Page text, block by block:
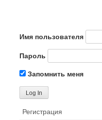
Имя пользователя
Пароль
Запомнить меня
Регистрация